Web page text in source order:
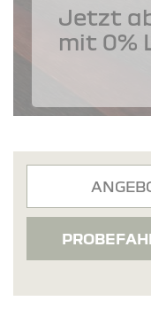
Jetzt
mit 0%